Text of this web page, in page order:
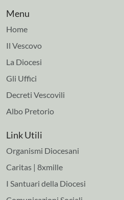
Menu
Home
Il Vescovo
La Diocesi
Gli Uffici
Decreti Vescovili
Albo Pretorio
Link Utili
Organismi Diocesani
Caritas | 8xmille
I Santuari della Diocesi